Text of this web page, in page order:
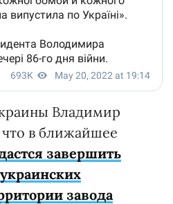
Владимир
в ближайшее
завершить
завода